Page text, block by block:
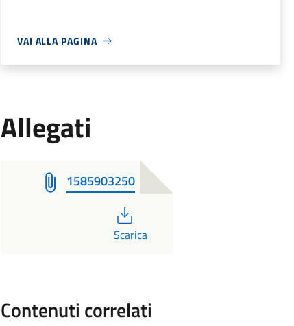
VAI ALLA PAGINA
Allegati
1585903250
PDF
Scarica
Contenuti correlati